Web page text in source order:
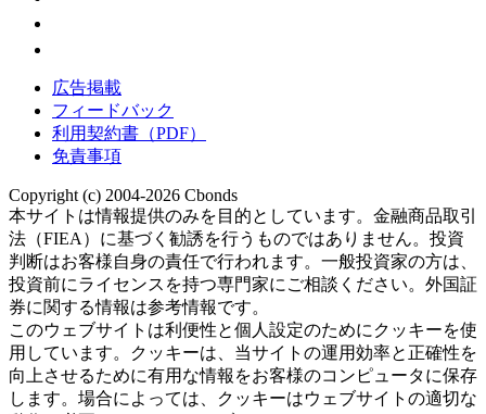
広告掲載
フィードバック
利用契約書（PDF）
免責事項
Copyright (c) 2004-2026 Cbonds
本サイトは情報提供のみを目的としています。金融商品取引
法（FIEA）に基づく勧誘を行うものではありません。投資
判断はお客様自身の責任で行われます。一般投資家の方は、
投資前にライセンスを持つ専門家にご相談ください。外国証
券に関する情報は参考情報です。
このウェブサイトは利便性と個人設定のためにクッキーを使
用しています。クッキーは、当サイトの運用効率と正確性を
向上させるために有用な情報をお客様のコンピュータに保存
します。場合によっては、クッキーはウェブサイトの適切な